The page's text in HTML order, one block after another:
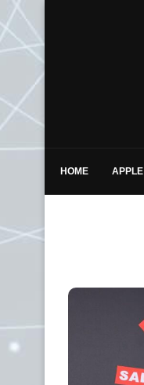
HOME APPLE